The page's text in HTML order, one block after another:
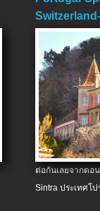
ต่อกันเลยจากต
Sintra ประเทศโป